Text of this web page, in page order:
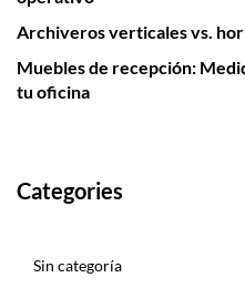
Archiveros verticales vs.
Muebles de recepción:
tu oficina
Categories
Sin categoría